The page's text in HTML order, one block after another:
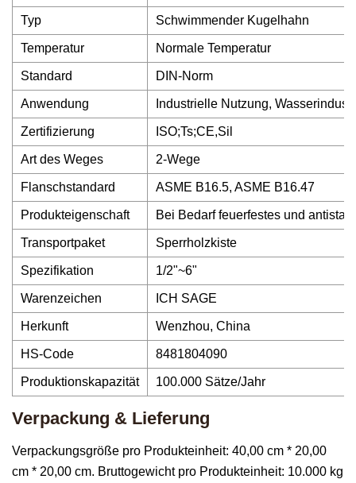
Typ Schwimmender Kugelhahn
Temperatur Normale Temperatur
Standard DIN-Norm
Anwendung Industrielle Nutzung,
Zertifizierung ISO;Ts;CE,Sil
Art des Weges 2-Wege
Flanschstandard ASME B16.5, ASME B16.47
Produkteigenschaft Bei Bedarf feuerfestes und
Transportpaket Sperrholzkiste
Spezifikation 1/2"~6"
Warenzeichen ICH SAGE
Herkunft Wenzhou, China
HS-Code 8481804090
Produktionskapazität 100.000 Sätze/Jahr
Verpackung & Lieferung
Verpackungsgröße pro Produkteinheit: 40,00 cm * 20,00
cm * 20,00 cm. Bruttogewicht pro Produkteinheit: 10.000 kg